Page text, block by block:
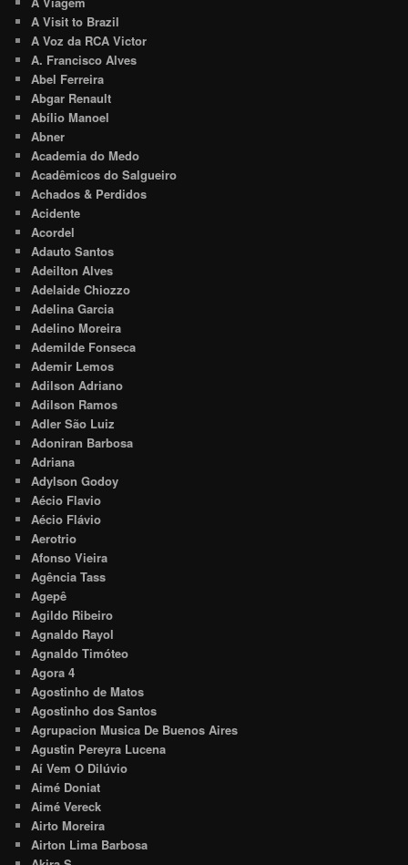
A Visit to Brazil
A Voz da RCA Victor
A. Francisco Alves
Abel Ferreira
Abgar Renault
Abílio Manoel
Abner
Academia do Medo
Acadêmicos do Salgueiro
Achados & Perdidos
Acidente
Acordel
Adauto Santos
Adeilton Alves
Adelaide Chiozzo
Adelina Garcia
Adelino Moreira
Ademilde Fonseca
Ademir Lemos
Adilson Adriano
Adilson Ramos
Adler São Luiz
Adoniran Barbosa
Adriana
Adylson Godoy
Aécio Flavio
Aécio Flávio
Aerotrio
Afonso Vieira
Agência Tass
Agepê
Agildo Ribeiro
Agnaldo Rayol
Agnaldo Timóteo
Agora 4
Agostinho de Matos
Agostinho dos Santos
Agrupacion Musica De Buenos Aires
Agustin Pereyra Lucena
Aí Vem O Dilúvio
Aimé Doniat
Aimé Vereck
Airto Moreira
Airton Lima Barbosa